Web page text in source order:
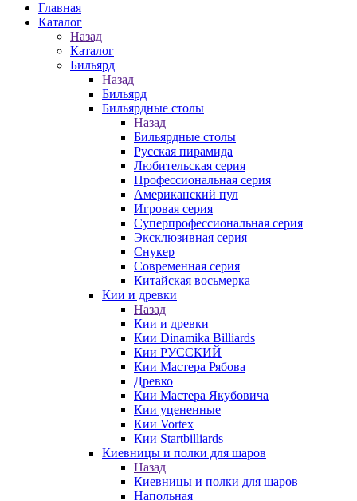
Главная
Каталог
Назад
Каталог
Бильярд
Назад
Бильярд
Бильярдные столы
Назад
Бильярдные столы
Русская пирамида
Любительская серия
Профессиональная серия
Американский пул
Игровая серия
Суперпрофессиональная серия
Эксклюзивная серия
Снукер
Современная серия
Китайская восьмерка
Кии и древки
Назад
Кии и древки
Кии Dinamika Billiards
Кии РУССКИЙ
Кии Мастера Рябова
Древко
Кии Мастера Якубовича
Кии уцененные
Кии Vortex
Кии Startbilliards
Киевницы и полки для шаров
Назад
Киевницы и полки для шаров
Напольная